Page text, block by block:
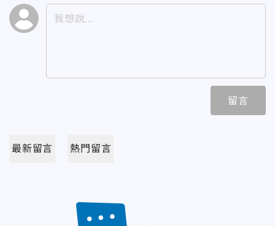
留言
最新留言 熱門留言